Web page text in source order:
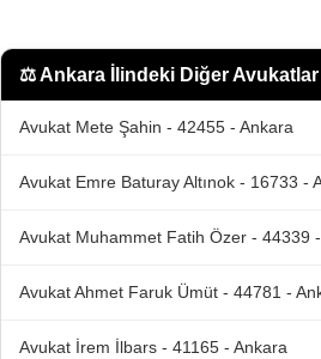
⚖️Ankara İlindeki Diğer Avukatlar
Avukat Mete Şahin - 42455 - Ankara
Avukat Emre Baturay Altınok - 16733 -
Avukat Muhammet Fatih Özer - 44339
Avukat Ahmet Faruk Ümüt - 44781 -
Avukat İrem İlbars - 41165 - Ankara